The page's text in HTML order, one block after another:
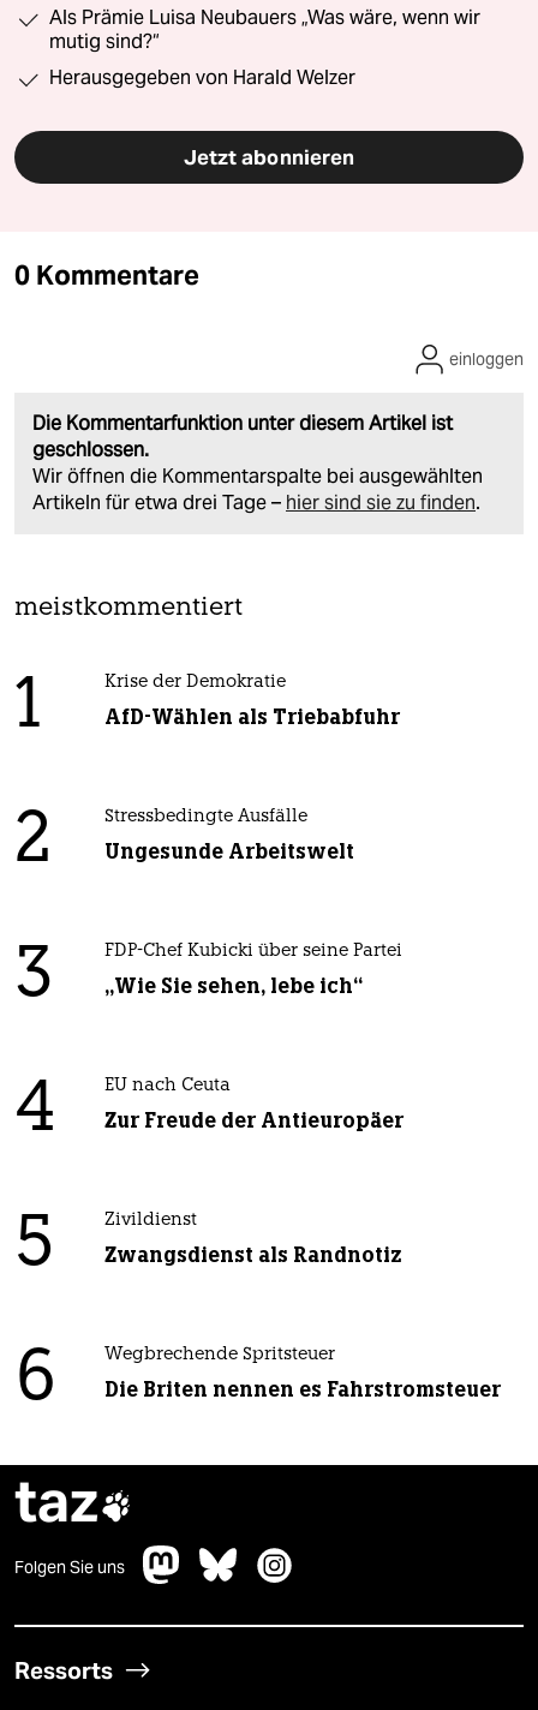
Als Prämie Luisa Neubauers „Was wäre, wenn wir
mutig sind?“
Herausgegeben von Harald Welzer
Jetzt abonnieren
0 Kommentare
Die Kommentarfunktion unter diesem Artikel ist
geschlossen.
Wir öffnen die Kommentarspalte bei ausgewählten
Artikeln für etwa drei Tage – hier sind sie zu finden.
einloggen
meistkommentiert
1 Krise der Demokratie
AfD-Wählen als Triebabfuhr
2 Stressbedingte Ausfälle
Ungesunde Arbeitswelt
3 FDP-Chef Kubicki über seine Partei
„Wie Sie sehen, lebe ich“
4 EU nach Ceuta
Zur Freude der Antieuropäer
5 Zivildienst
Zwangsdienst als Randnotiz
6 Wegbrechende Spritsteuer
Die Briten nennen es Fahrstromsteuer
taz
Folgen Sie uns
Ressorts